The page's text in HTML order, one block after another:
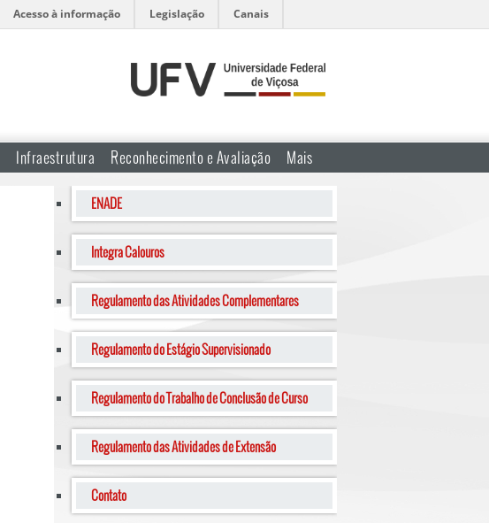
Acesso à informação Legislação Canais
Infraestrutura Reconhecimento e Avaliação Mais
ENADE
Integra Calouros
Regulamento das Atividades Complementares
Regulamento do Estágio Supervisionado
Regulamento do Trabalho de Conclusão de Curso
Regulamento das Atividades de Extensão
Contato